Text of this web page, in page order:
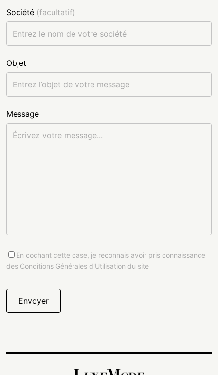
Société (facultatif)
Objet
Message
En cochant cette case, je reconnais avoir pris connaissance
des Conditions Générales d'Utilisation du site